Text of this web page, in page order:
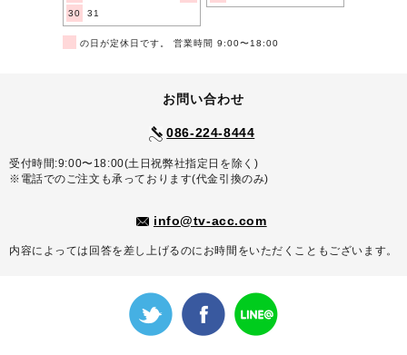
30
31
の日が定休日です。 営業時間 9:00〜18:00
お問い合わせ
086-224-8444
受付時間:9:00〜18:00(土日祝弊社指定日を除く)
※電話でのご注文も承っております(代金引換のみ)
info@tv-acc.com
内容によっては回答を差し上げるのにお時間をいただくこともございます。